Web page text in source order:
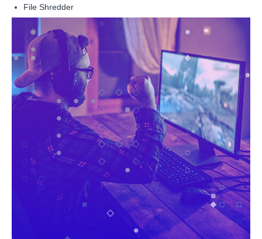
File Shredder